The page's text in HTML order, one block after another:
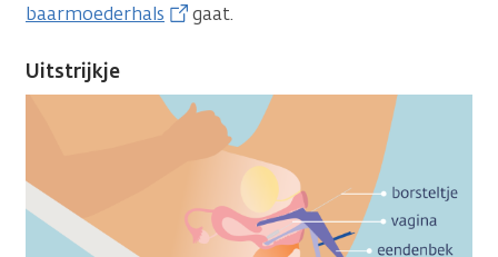
baarmoederhals
gaat.
Uitstrijkje